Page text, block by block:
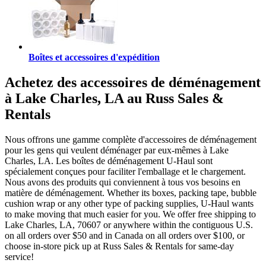
Boîtes et accessoires d'expédition
Achetez des accessoires de déménagement
à Lake Charles, LA au Russ Sales &
Rentals
Nous offrons une gamme complète d'accessoires de déménagement
pour les gens qui veulent déménager par eux-mêmes à Lake
Charles, LA. Les boîtes de déménagement U-Haul sont
spécialement conçues pour faciliter l'emballage et le chargement.
Nous avons des produits qui conviennent à tous vos besoins en
matière de déménagement. Whether its boxes, packing tape, bubble
cushion wrap or any other type of packing supplies, U-Haul wants
to make moving that much easier for you. We offer free shipping to
Lake Charles, LA, 70607 or anywhere within the contiguous U.S.
on all orders over $50 and in Canada on all orders over $100, or
choose in-store pick up at Russ Sales & Rentals for same-day
service!